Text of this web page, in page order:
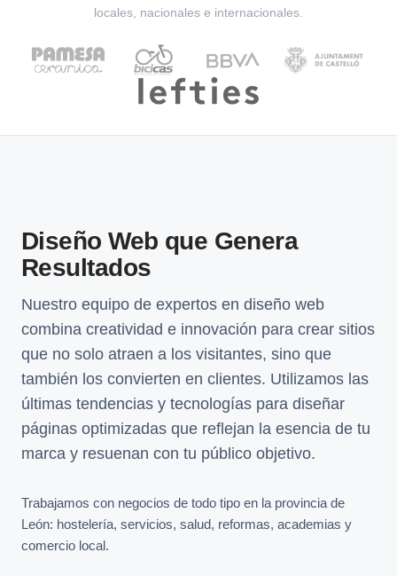
locales, nacionales e internacionales.
Diseño Web que Genera
Resultados
Nuestro equipo de expertos en diseño web
combina creatividad e innovación para crear sitios
que no solo atraen a los visitantes, sino que
también los convierten en clientes. Utilizamos las
últimas tendencias y tecnologías para diseñar
páginas optimizadas que reflejan la esencia de tu
marca y resuenan con tu público objetivo.
Trabajamos con negocios de todo tipo en la provincia de
León: hostelería, servicios, salud, reformas, academias y
comercio local.